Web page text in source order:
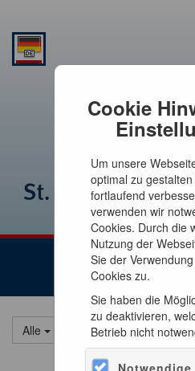
Cookie
Um unsere
optimal zu
fortlaufend
verwenden wir
Cookies. Durch die
Nutzung der
Sie der
Cookies zu.
Sie haben die
zu deaktivieren,
Betrieb nicht
Notwendige
0
Alle